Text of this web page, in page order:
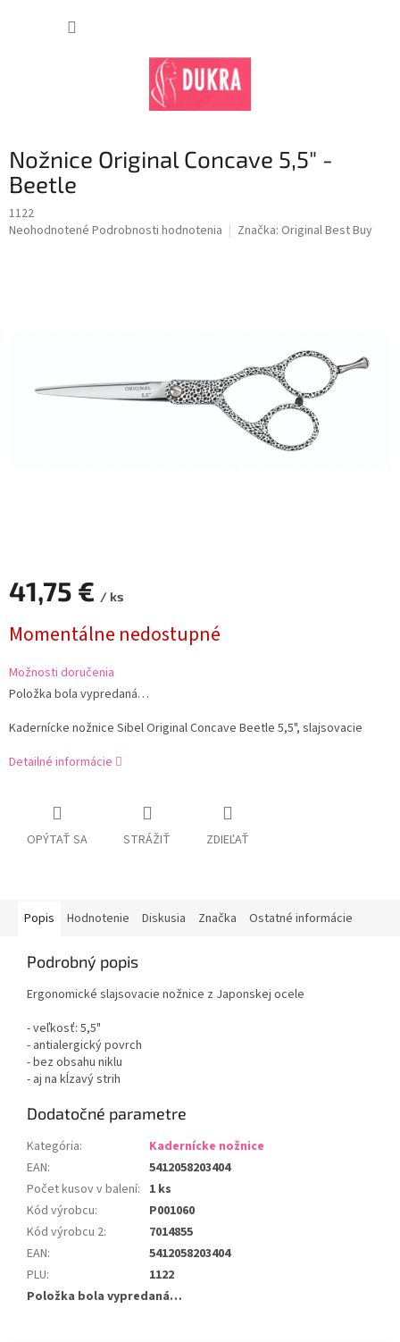
Nožnice Original Concave 5,5" -
Beetle
1122
Priemerné
Neohodnotené Podrobnosti hodnotenia Značka: Original Best Buy
41,75 € / ks
cena:
Momentálne nedostupné
Možnosti doručenia
Položka bola vypredaná…
Kadernícke nožnice Sibel Original Concave Beetle 5,5", slajsovacie
Detailné informácie
OPÝTAŤ SA STRÁŽIŤ ZDIEĽAŤ
Popis Hodnotenie Diskusia Značka Ostatné informácie
Podrobný popis
Ergonomické slajsovacie nožnice z Japonskej ocele
- veľkosť: 5,5"
- antialergický povrch
​- bez obsahu niklu
- aj na kĺzavý strih
Dodatočné parametre
Kategória:
Kadernícke nožnice
EAN:
5412058203404
Počet kusov v balení: 1 ks
Kód výrobcu:
P001060
Kód výrobcu 2:
7014855
EAN:
5412058203404
PLU:
1122
Položka bola vypredaná…